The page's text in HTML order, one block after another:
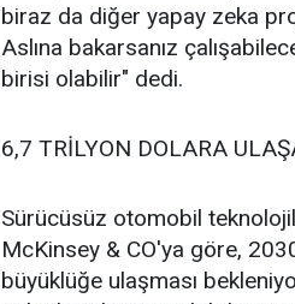
biraz da diğer yapay zeka
Aslına bakarsanız
birisi olabilir" dedi.
6,7 TRİLYON DOLARA
Sürücüsüz otomobil
McKinsey & CO'ya göre,
büyüklüğe ulaşması